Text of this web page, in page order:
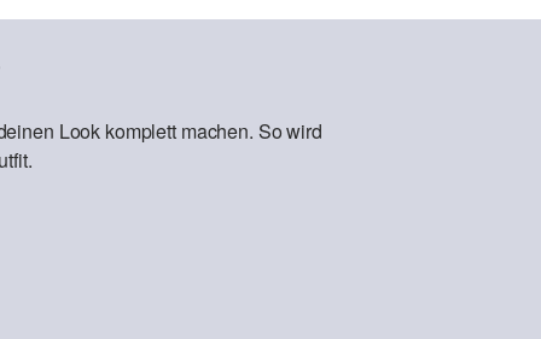
Look komplett machen. So wird